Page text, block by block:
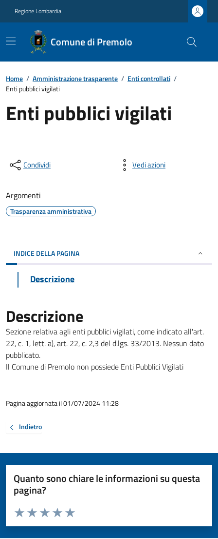
Regione Lombardia
Comune di Premolo
Home / Amministrazione trasparente / Enti controllati /
Enti pubblici vigilati
Enti pubblici vigilati
Condividi Vedi azioni
Argomenti
Trasparenza amministrativa
INDICE DELLA PAGINA
Descrizione
Descrizione
Sezione relativa agli enti pubblici vigilati, come indicato all'art.
22, c. 1, lett. a), art. 22, c. 2,3 del d.lgs. 33/2013. Nessun dato
pubblicato.
Il Comune di Premolo non possiede Enti Pubblici Vigilati
Pagina aggiornata il 01/07/2024 11:28
Indietro
Quanto sono chiare le informazioni su questa
pagina?
Valuta da 1 a 5 stelle la pagina
Valuta 5 stelle su 5
Valuta 4 stelle su 5
Valuta 3 stelle su 5
Valuta 2 stelle su 5
Valuta 1 stelle su 5